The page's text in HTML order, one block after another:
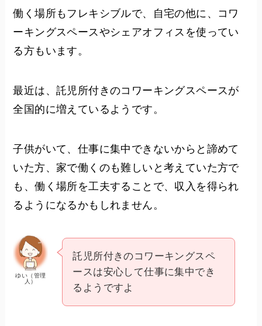
働く場所もフレキシブルで、自宅の他に、コワ
ーキングスペースやシェアオフィスを使ってい
る方もいます。
最近は、託児所付きのコワーキングスペースが
全国的に増えているようです。
子供がいて、仕事に集中できないからと諦めて
いた方、家で働くのも難しいと考えていた方で
も、働く場所を工夫することで、収入を得られ
るようになるかもしれません。
ゆい（管理
人）
託児所付きのコワーキングスペ
ースは安心して仕事に集中でき
るようですよ